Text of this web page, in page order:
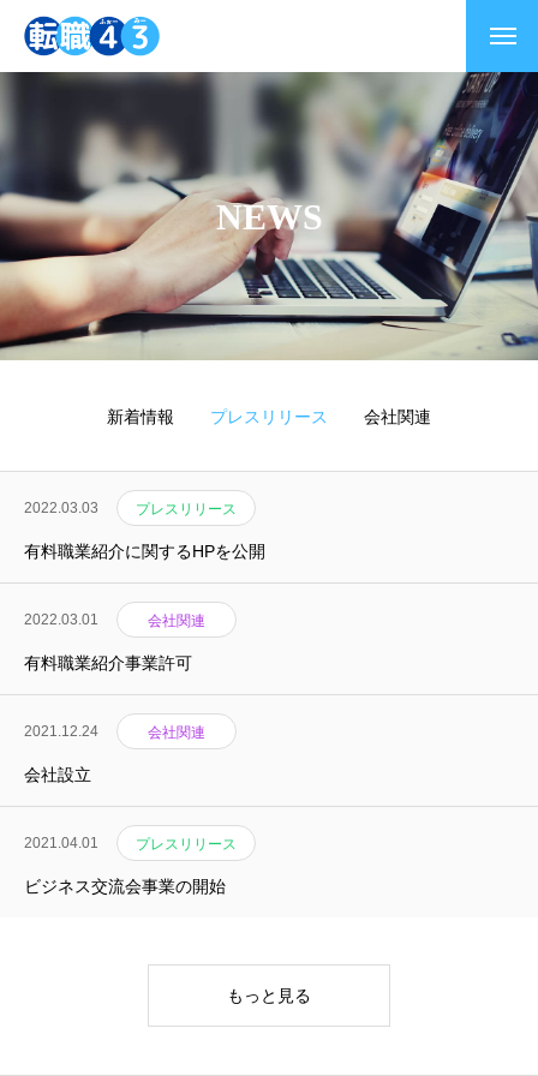
よくある質問
インタビュー
転職について
プレスリリース
運営会社
利用規約
プライバシーポリシー
届出制手数料に係る手数料表（上限額）
NEWS
新着情報 プレスリリース 会社関連
2022.03.03 プレスリリース
有料職業紹介に関するHPを公開
2022.03.01 会社関連
有料職業紹介事業許可
2021.12.24 会社関連
会社設立
2021.04.01 プレスリリース
ビジネス交流会事業の開始
もっと見る